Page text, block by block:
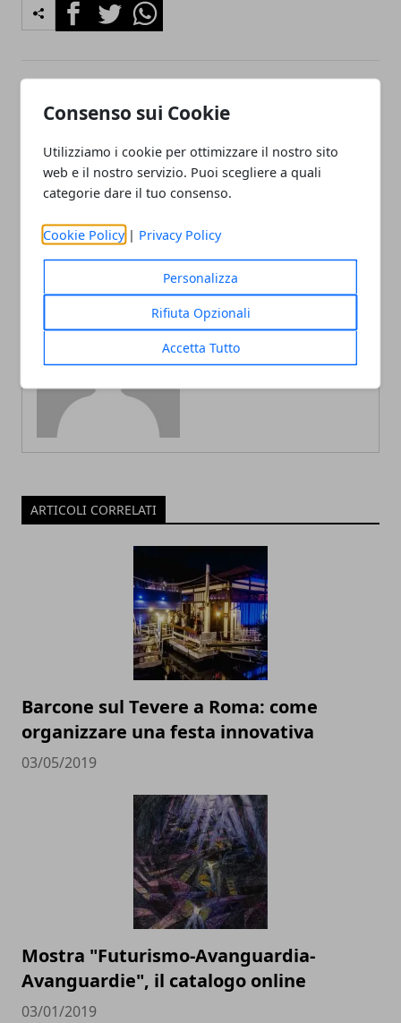
Consenso sui Cookie
Utilizziamo i cookie per ottimizzare il nostro sito
web e il nostro servizio. Puoi scegliere a quali
categorie dare il tuo consenso.
Cookie Policy | Privacy Policy
Personalizza
Rifiuta Opzionali
Accetta Tutto
FacebookTwitterWhatsapp
Articolo Precedente
mostra "Speculazioni d'
artista - 4 generazioni allo
specchio" fino al 4 Ottobre
Trastevere la mostra
della Nazione" fino al 20
Redazione
ARTICOLI CORRELATI
Barcone sul Tevere a Roma: come
organizzare una festa innovativa
03/05/2019
Mostra "Futurismo-Avanguardia-
Avanguardie", il catalogo online
03/01/2019